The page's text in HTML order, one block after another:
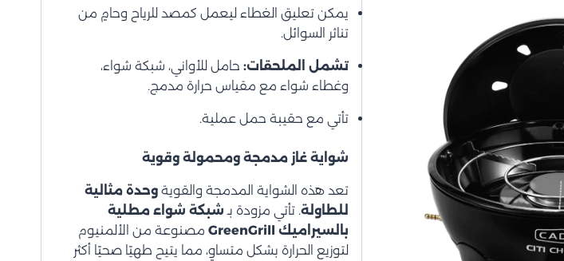
يمكن تعليق الغطاء ليعمل كمصد للرياح وحامٍ من
تناثر السوائل.
تشمل الملحقات:حامل للأواني، شبكة شواء،
وغطاء شواء مع مقياس حرارة مدمج.
تأتي مع حقيبة حمل عملية.
شواية غاز مدمجة ومحمولة وقوية
تعد هذه الشواية المدمجة والقوية وحدة مثالية
للطاولة. تأتي مزودة بـ شبكة شواء مطلية
بالسيراميك GreenGrill
مصنوعة من الألمنيوم
لتوزيع الحرارة بشكل متساوٍ، مما يتيح طهيًا صحيًا أكثر